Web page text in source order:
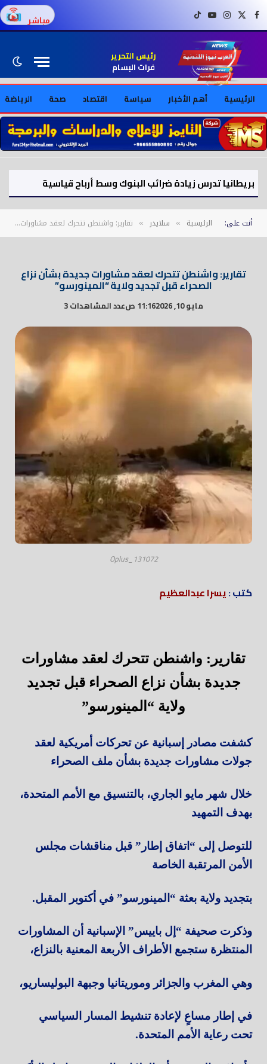
فيسبوكX (Twitter)
إنستغراميوتيوبتيك توك مباشر
رئيس التحرير
فرات البسام
الرئيسية أهم الأخبار سياسة اقتصاد صحة الرياضة
الوجع لا يختفي... لكنه يتغير
أنت على: الرئيسية » سلايدر » تقارير: واشنطن تتحرك لعقد مشاورات جديدة بشأن نزاع الصحراء قبل تجديد ولاية “المينورسو”
تقارير: واشنطن تتحرك لعقد مشاورات جديدة بشأن نزاع
الصحراء قبل تجديد ولاية “المينورسو”
مايو 10, 2026 11:16 ص عدد المشاهدات 3
Oplus_131072
كتب :يسرا عبدالعظيم
تقارير: واشنطن تتحرك لعقد مشاورات
جديدة بشأن نزاع الصحراء قبل تجديد
ولاية “المينورسو”
كشفت مصادر إسبانية عن تحركات أمريكية لعقد
جولات مشاورات جديدة بشأن ملف الصحراء
خلال شهر مايو الجاري، بالتنسيق مع الأمم المتحدة،
بهدف التمهيد
للتوصل إلى “اتفاق إطار” قبل مناقشات مجلس
الأمن المرتقبة الخاصة
بتجديد ولاية بعثة “المينورسو” في أكتوبر المقبل.
وذكرت صحيفة “إل باييس” الإسبانية أن المشاورات
المنتظرة ستجمع الأطراف الأربعة المعنية بالنزاع،
وهي المغرب والجزائر وموريتانيا وجبهة البوليساريو،
في إطار مساعٍ لإعادة تنشيط المسار السياسي
تحت رعاية الأمم المتحدة.